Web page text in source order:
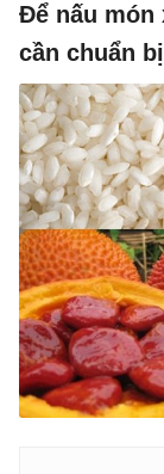
Để nấu món
cần chuẩn bị